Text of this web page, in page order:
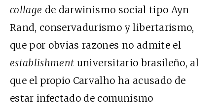
collage de darwinismo social tipo Ayn
Rand, conservadurismo y libertarismo,
que por obvias razones no admite el
establishment universitario brasileño, al
que el propio Carvalho ha acusado de
estar infectado de comunismo